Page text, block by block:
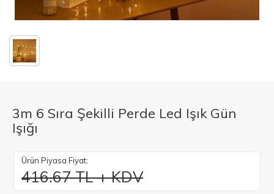
3m 6 Sıra Şekilli Perde Led Işık Gün
Işığı
Ürün Piyasa Fiyat:
416.67 TL + KDV